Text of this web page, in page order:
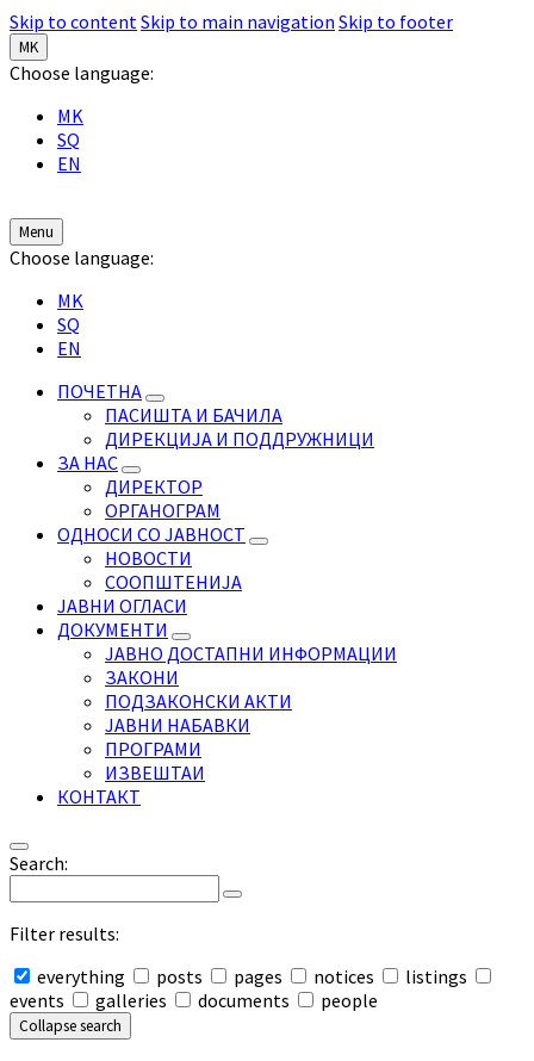
Skip to contentSkip to main navigation Skip to footer
MK
Choose language:
MK
SQ
EN
Menu
Choose language:
MK
SQ
EN
ПОЧЕТНА
ПАСИШТА И БАЧИЛА
ДИРЕКЦИЈА И ПОДДРУЖНИЦИ
ЗА НАС
ДИРЕКТОР
ОРГАНОГРАМ
ОДНОСИ СО ЈАВНОСТ
НОВОСТИ
СООПШТЕНИЈА
ЈАВНИ ОГЛАСИ
ДОКУМЕНТИ
ЈАВНО ДОСТАПНИ ИНФОРМАЦИИ
ЗАКОНИ
ПОДЗАКОНСКИ АКТИ
ЈАВНИ НАБАВКИ
ПРОГРАМИ
ИЗВЕШТАИ
КОНТАКТ
Search:
Filter results:
everything
posts pages notices
listings
events
galleries documents people
Collapse search